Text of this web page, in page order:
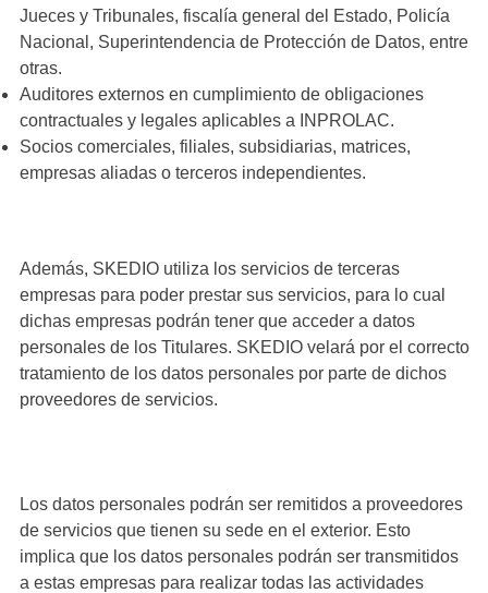
Jueces y Tribunales, fiscalía general del Estado, Policía
Nacional, Superintendencia de Protección de Datos, entre
otras.
Auditores externos en cumplimiento de obligaciones
contractuales y legales aplicables a INPROLAC.
Socios comerciales, filiales, subsidiarias, matrices,
empresas aliadas o terceros independientes.
Además, SKEDIO utiliza los servicios de terceras
empresas para poder prestar sus servicios, para lo cual
dichas empresas podrán tener que acceder a datos
personales de los Titulares. SKEDIO velará por el correcto
tratamiento de los datos personales por parte de dichos
proveedores de servicios.
Los datos personales podrán ser remitidos a proveedores
de servicios que tienen su sede en el exterior. Esto
implica que los datos personales podrán ser transmitidos
a estas empresas para realizar todas las actividades